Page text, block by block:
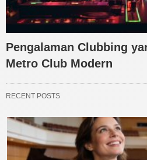
Pengalaman Clubbing
Metro Club Modern
RECENT POSTS